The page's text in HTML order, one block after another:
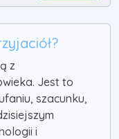
z
Jest to
szacunku,
i